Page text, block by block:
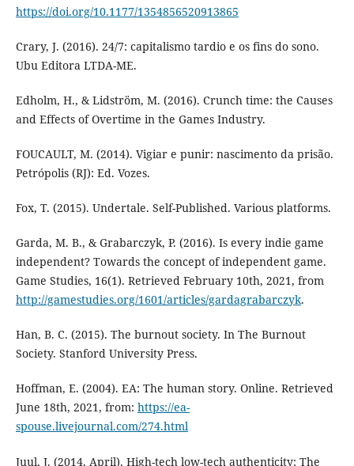
https://doi.org/10.1177/1354856520913865
Crary, J. (2016). 24/7: capitalismo tardio e os fins do sono.
Ubu Editora LTDA-ME.
Edholm, H., & Lidström, M. (2016). Crunch time: the Causes
and Effects of Overtime in the Games Industry.
FOUCAULT, M. (2014). Vigiar e punir: nascimento da prisão.
Petrópolis (RJ): Ed. Vozes.
Fox, T. (2015). Undertale. Self-Published. Various platforms.
Garda, M. B., & Grabarczyk, P. (2016). Is every indie game
independent? Towards the concept of independent game.
Game Studies, 16(1). Retrieved February 10th, 2021, from
http://gamestudies.org/1601/articles/gardagrabarczyk.
Han, B. C. (2015). The burnout society. In The Burnout
Society. Stanford University Press.
Hoffman, E. (2004). EA: The human story. Online. Retrieved
June 18th, 2021, from: https://ea-
spouse.livejournal.com/274.html
Juul, J. (2014, April). High-tech low-tech authenticity: The